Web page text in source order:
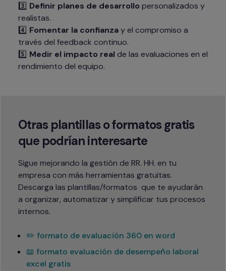
3️⃣ Definir planes de desarrollo personalizados y
realistas.
4️⃣ Fomentar la confianza y el compromiso a
través del feedback continuo.
5️⃣ Medir el impacto real de las evaluaciones en el
rendimiento del equipo.
Otras plantillas o formatos gratis
que podrían interesarte
Sigue mejorando la gestión de RR. HH. en tu
empresa con más herramientas gratuitas.
Descarga las plantillas/formatos  que te ayudarán
a organizar, automatizar y simplificar tus procesos
internos.
✏️ formato de evaluación 360 en word
📖 formato evaluación de desempeño laboral
excel gratis